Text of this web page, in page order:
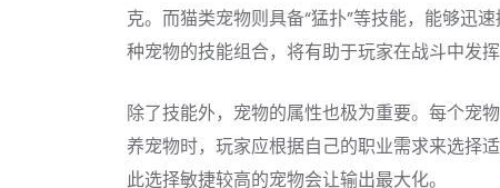
克。而猫类宠物则具备“猛扑”等技能，能够迅
种宠物的技能组合，将有助于玩家在战斗中发挥
除了技能外，宠物的属性也极为重要。每个宠
养宠物时，玩家应根据自己的职业需求来选择
此选择敏捷较高的宠物会让输出最大化。